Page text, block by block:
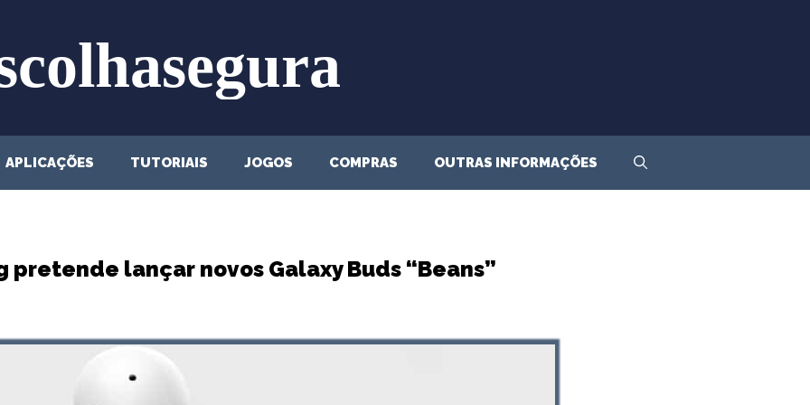
APLICAÇÕES TUTORIAIS JOGOS COMPRAS OUTRAS INFORMAÇÕES
pretende lançar novos Galaxy Buds “Beans”